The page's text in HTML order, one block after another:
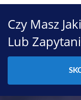
Czy Masz
Lub